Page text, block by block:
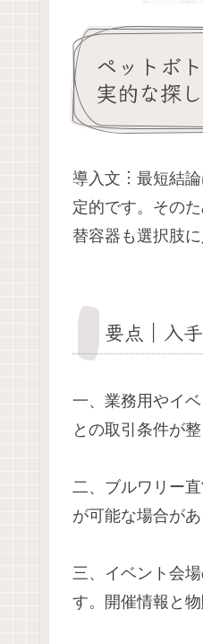
ペットボ
実的な探
導入文︙最短結
定的です。その
替容器も選択肢
要点｜入
一、業務用やイ
との取引条件が
二、ブルワリー
が可能な場合が
三、イベント会
す。開催情報と